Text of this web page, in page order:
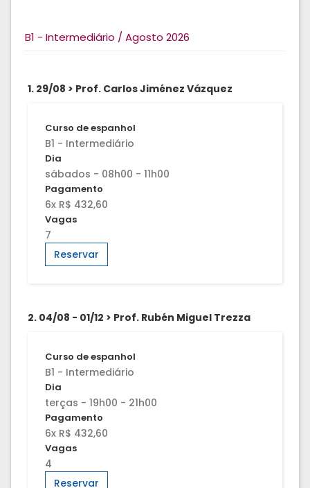
B1 - Intermediário / Agosto 2026
1. 29/08 > Prof. Carlos Jiménez Vázquez
Curso de espanhol
B1 - Intermediário
Dia
sábados - 08h00 - 11h00
Pagamento
6x R$ 432,60
Vagas
7
Reservar
2. 04/08 - 01/12 > Prof. Rubén Miguel Trezza
Curso de espanhol
B1 - Intermediário
Dia
terças - 19h00 - 21h00
Pagamento
6x R$ 432,60
Vagas
4
Reservar